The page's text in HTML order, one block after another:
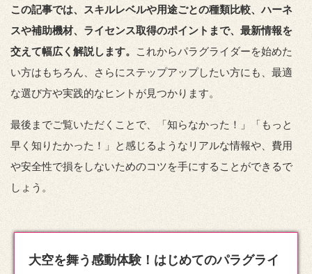
この記事では、スキルレベルや用途ごとの種類比較、ハーネ
スや補助機材、ライセンス取得のポイントまで、最新情報を
交えて幅広く解説します。 これからパラグライダーを始めた
い方はもちろん、さらにステップアップしたい方にも、最適
な選び方や実践的なヒントが見つかります。
最後までご覧いただくことで、「知らなかった！」「もっと
早く知りたかった！」と感じるようなリアルな情報や、費用
や安全性で損をしないためのコツを手にすることができるで
しょう。
大空を舞う感動体験！はじめてのパラグライ